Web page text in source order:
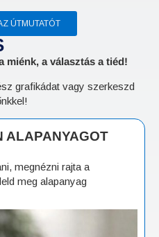
ÚTMUTATÓT
miénk, a választás a tiéd!
grafikádat vagy szerkeszd
ALAPANYAGOT
megnézni rajta a
meg alapanyag